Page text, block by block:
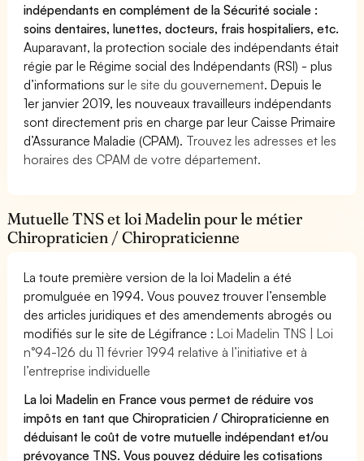
indépendants en complément de la Sécurité sociale :
soins dentaires, lunettes, docteurs, frais hospitaliers, etc.
Auparavant, la protection sociale des indépendants était
régie par le Régime social des Indépendants (RSI) - plus
d’informations surle site du gouvernement. Depuis le
1er janvier 2019, les nouveaux travailleurs indépendants
sont directement pris en charge par leur Caisse Primaire
d’Assurance Maladie (CPAM). Trouvez les adresses et les
horaires des CPAM de votre département.
Mutuelle TNS et loi Madelin pour le métier
Chiropraticien / Chiropraticienne
La toute première version de la loi Madelin a été
promulguée en 1994. Vous pouvez trouver l’ensemble
des articles juridiques et des amendements abrogés ou
modifiés sur le site de Légifrance :Loi Madelin TNS | Loi
n°94-126 du 11 février 1994 relative à l’initiative et à
l’entreprise individuelle
La loi Madelin en France vous permet de réduire vos
impôts en tant que Chiropraticien / Chiropraticienne en
déduisant le coût de votre mutuelle indépendant et/ou
prévoyance TNS. Vous pouvez déduire les cotisations